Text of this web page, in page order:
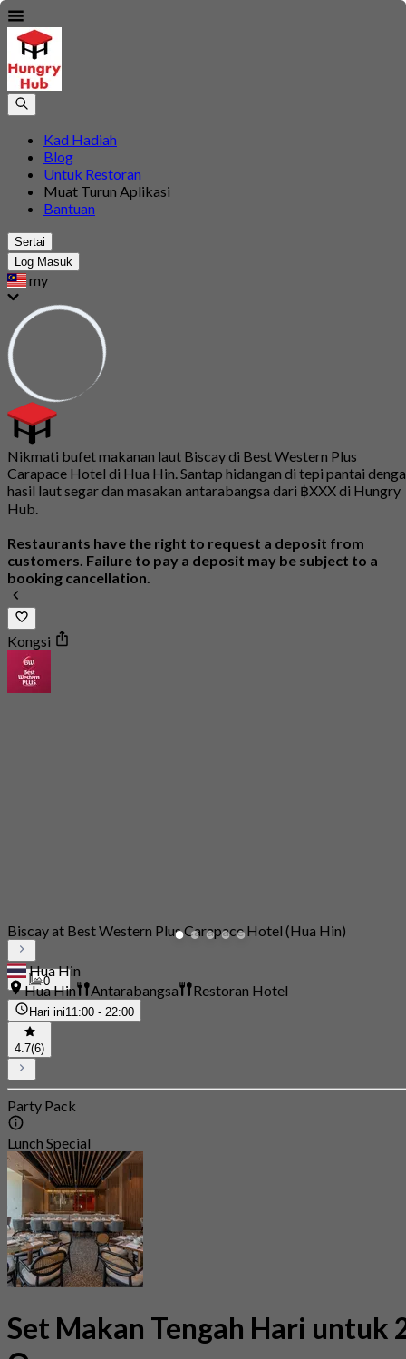
Kad Hadiah
Blog
Untuk Restoran
Muat Turun Aplikasi
Bantuan
Sertai
Log Masuk
my
Nikmati bufet makanan laut Biscay di Best Western Plus
Carapace Hotel di Hua Hin. Santap hidangan di tepi pantai
hasil laut segar dan masakan antarabangsa dari ฿XXX di Hungry
Hub.
Restaurants have the right to request a deposit from
customers. Failure to pay a deposit may be subject to a
booking cancellation.
Kongsi
0
Biscay at Best Western Plus Carapace Hotel (Hua Hin)
Hua Hin
Hua Hin
Antarabangsa Restoran Hotel
Hari ini11:00 - 22:00
4.7(6)
Party Pack
Lunch Special
Set Makan Tengah Hari untuk